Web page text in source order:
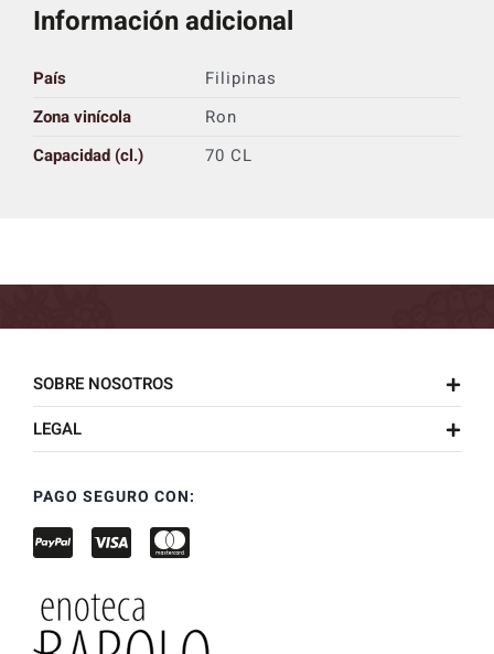
Información adicional
País
Filipinas
Zona vinícola
Ron
Capacidad (cl.)
70 CL
SOBRE NOSOTROS
LEGAL
PAGO SEGURO CON: